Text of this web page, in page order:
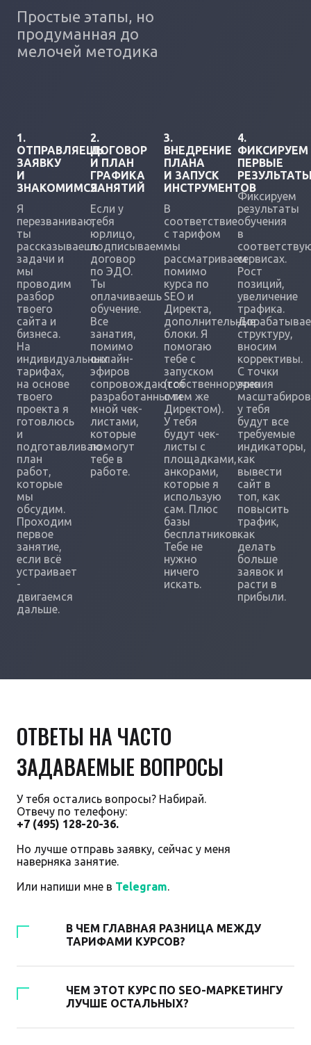
Простые этапы, но
продуманная до
мелочей методика
1.
ОТПРАВЛЯЕШЬ
ЗАЯВКУ
И
ЗНАКОМИМСЯ
Я
перезваниваю,
ты
рассказываешь
задачи и
мы
проводим
разбор
твоего
сайта и
бизнеса.
На
индивидуальных
тарифах,
на основе
твоего
проекта я
готовлюсь
и
подготавливаю
план
работ,
которые
мы
обсудим.
Проходим
первое
занятие,
если всё
устраивает
-
двигаемся
дальше.
2.
ДОГОВОР
И ПЛАН
ГРАФИКА
ЗАНЯТИЙ
Если у
тебя
юрлицо,
подписываем
договор
по ЭДО.
Ты
оплачиваешь
обучение.
Все
занатия,
помимо
онлайн-
эфиров
сопровождаются
разработанными
мной чек-
листами,
которые
помогут
тебе в
работе.
3.
ВНЕДРЕНИЕ
ПЛАНА
И ЗАПУСК
ИНСТРУМЕНТОВ
В
соответствие
с тарифом
мы
рассматриваем
помимо
курса по
SEO и
Директа,
дополнительные
блоки. Я
помогаю
тебе с
запуском
(собственноручно
с тем же
Директом).
У тебя
будут чек-
листы с
площадками,
анкорами,
которые я
использую
сам. Плюс
базы
бесплатников.
Тебе не
нужно
ничего
искать.
4.
ФИКСИРУЕМ
ПЕРВЫЕ
Фиксируем
результаты
обучения
в
сервисах.
Рост
позиций,
увеличение
трафика.
структуру,
вносим
коррективы.
С точки
зрения
у тебя
будут все
требуемые
индикаторы,
как
вывести
сайт в
топ, как
повысить
трафик,
как
делать
больше
заявок и
расти в
прибыли.
ОТВЕТЫ НА ЧАСТО
ЗАДАВАЕМЫЕ ВОПРОСЫ
У тебя остались вопросы? Набирай.
Отвечу по телефону:
+7 (495) 128-20-36.
Но лучше отправь заявку, сейчас у меня
наверняка занятие.
Или напиши мне в Telegram.
В ЧЕМ ГЛАВНАЯ РАЗНИЦА МЕЖДУ
ТАРИФАМИ КУРСОВ?
ЧЕМ ЭТОТ КУРС ПО SEO-МАРКЕТИНГУ
ЛУЧШЕ ОСТАЛЬНЫХ?